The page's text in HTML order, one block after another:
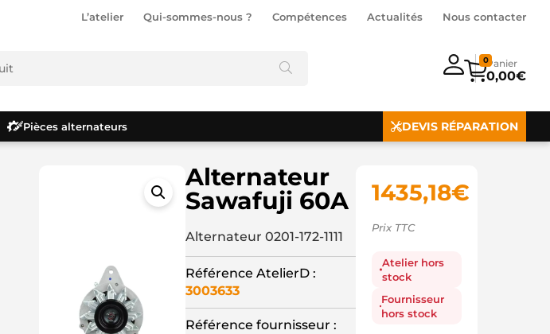
L’atelier Qui-sommes-nous ? Compétences Actualités Nous contacter
0,00€
0
Pièces alternateurs DEVIS RÉPARATION
Alternateur
Sawafuji 60A
Alternateur 0201-172-1111
Référence AtelierD :
3003633
Référence fournisseur :
1435,18€
Prix TTC
Atelier hors
stock
Fournisseur
hors stock